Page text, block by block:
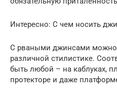
Интересно: С чем носить
С рваными джинсами можно
различной стилистике.
быть любой – на каблуках,
протекторе и даже